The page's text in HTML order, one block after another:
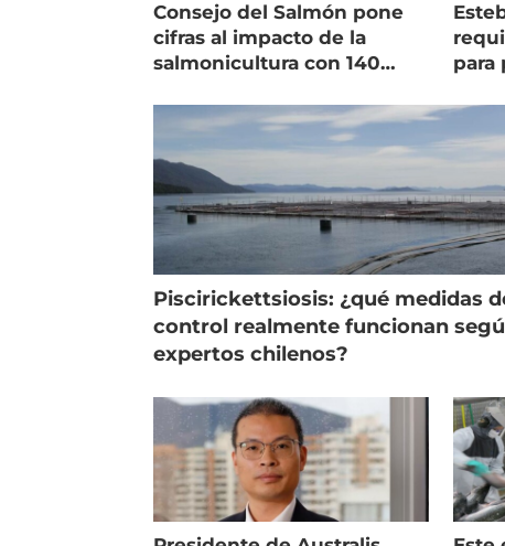
Consejo del Salmón pone
cifras al impacto de la
salmonicultura con 140
para
Piscirickettsiosis: ¿qué medidas
control realmente funcionan
expertos chilenos?